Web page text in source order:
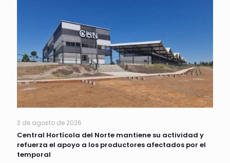
3 de agosto de 2026
Central Hortícola del Norte mantiene su actividad y
refuerza el apoyo a los productores afectados por el
temporal